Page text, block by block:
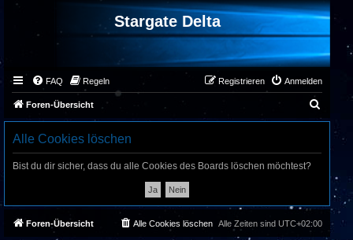
Stargate Delta
FAQ Regeln Anmelden
Registrieren
Foren-Übersicht
u
Alle Cookies löschen
Bist du dir sicher, dass du alle Cookies des Boards löschen möchtest?
Foren-Übersicht Alle Zeiten sind UTC+02:00
Alle Cookies löschen